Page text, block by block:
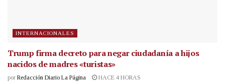
INTERNACIONALES
Trump firma decreto para negar ciudadanía a hijos
nacidos de madres «turistas»
por Redacción Diario La Página HACE 4 HORAS